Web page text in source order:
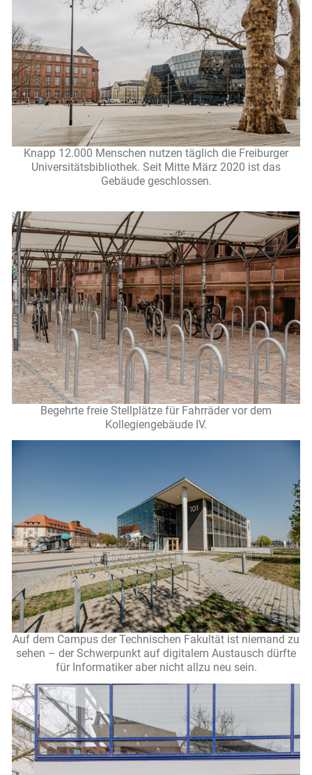
Knapp 12.000 Menschen nutzen täglich die Freiburger
Universitätsbibliothek. Seit Mitte März 2020 ist das
Gebäude geschlossen.
Begehrte freie Stellplätze für Fahrräder vor dem
Kollegiengebäude IV.
Auf dem Campus der Technischen Fakultät ist niemand zu
sehen – der Schwerpunkt auf digitalem Austausch dürfte
für Informatiker aber nicht allzu neu sein.